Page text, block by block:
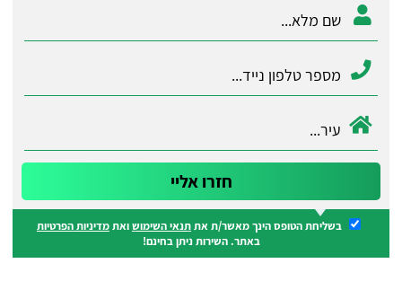
בשליחת הטופס הינך מאשר/ת אתתנאי השימושואתמדיניות הפרטיות
באתר. השירות ניתן בחינם!